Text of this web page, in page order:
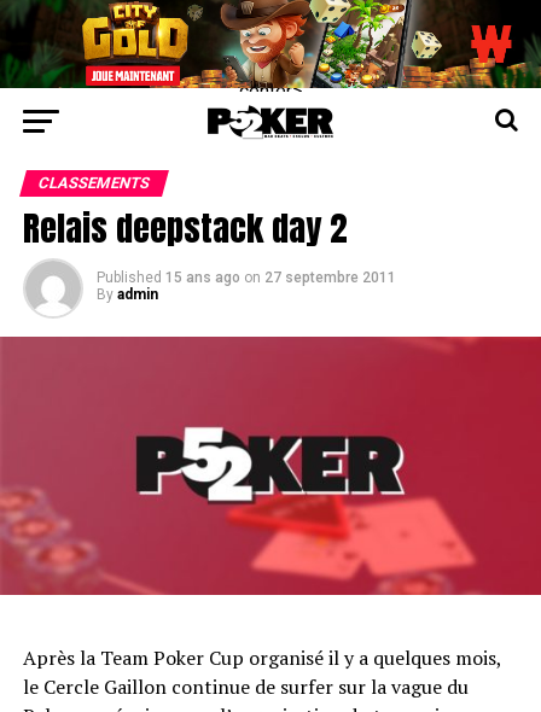
center>
CLASSEMENTS
Relais deepstack day 2
Published 15 ans ago on 27 septembre 2011
By admin
Après la Team Poker Cup organisé il y a quelques mois,
le Cercle Gaillon continue de surfer sur la vague du